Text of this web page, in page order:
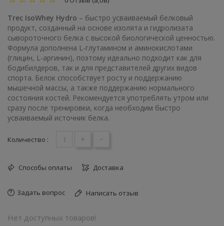
Trec IsoWhey Hydro – быстро усваиваемый белковый
продукт, созданный на основе изолята и гидролизата
сывороточного белка с высокой биологической ценностью.
Формула дополнена L-глутамином и аминокислотами
(глицин, L-аргинин), поэтому идеально подходит как для
бодибилдеров, так и для представителей других видов
спорта. Белок способствует росту и поддержанию
мышечной массы, а также поддержанию нормального
состояния костей. Рекомендуется употреблять утром или
сразу после тренировки, когда необходим быстро
усваиваемый источник белка.
Количество : + -
Способы оплаты Доставка
Задать вопрос Написать отзыв
Нет доступных товаров!